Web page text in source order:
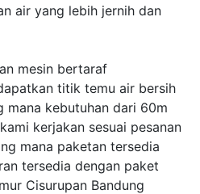
air yang lebih jernih dan
mesin bertaraf
titik temu air bersih
mana kebutuhan dari 60m
kerjakan sesuai pesanan
mana paketan tersedia
tersedia dengan paket
Cisurupan Bandung